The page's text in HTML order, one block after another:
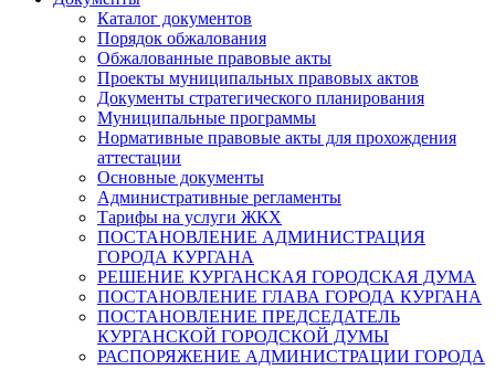
Каталог документов
Порядок обжалования
Обжалованные правовые акты
Проекты муниципальных правовых актов
Документы стратегического планирования
Муниципальные программы
Нормативные правовые акты для прохождения
аттестации
Основные документы
Административные регламенты
Тарифы на услуги ЖКХ
ПОСТАНОВЛЕНИЕ АДМИНИСТРАЦИЯ
ГОРОДА КУРГАНА
РЕШЕНИЕ КУРГАНСКАЯ ГОРОДСКАЯ ДУМА
ПОСТАНОВЛЕНИЕ ГЛАВА ГОРОДА КУРГАНА
ПОСТАНОВЛЕНИЕ ПРЕДСЕДАТЕЛЬ
КУРГАНСКОЙ ГОРОДСКОЙ ДУМЫ
РАСПОРЯЖЕНИЕ АДМИНИСТРАЦИИ ГОРОДА